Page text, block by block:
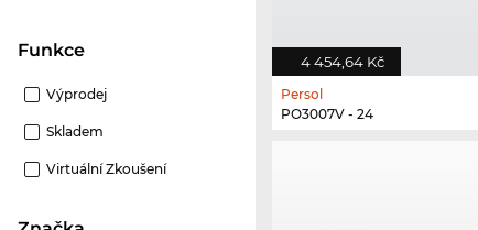
Funkce
Výprodej
Skladem
Virtuální Zkoušení
4 454,64 Kč
Persol
PO3007V - 24